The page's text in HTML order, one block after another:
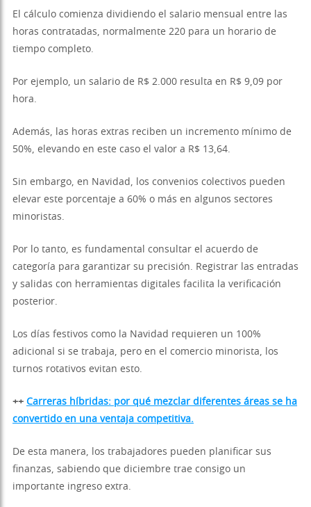
El cálculo comienza dividiendo el salario mensual entre las
horas contratadas, normalmente 220 para un horario de
tiempo completo.
Por ejemplo, un salario de R$ 2.000 resulta en R$ 9,09 por
hora.
Además, las horas extras reciben un incremento mínimo de
50%, elevando en este caso el valor a R$ 13,64.
Sin embargo, en Navidad, los convenios colectivos pueden
elevar este porcentaje a 60% o más en algunos sectores
minoristas.
Por lo tanto, es fundamental consultar el acuerdo de
categoría para garantizar su precisión. Registrar las entradas
y salidas con herramientas digitales facilita la verificación
posterior.
Los días festivos como la Navidad requieren un 100%
adicional si se trabaja, pero en el comercio minorista, los
turnos rotativos evitan esto.
++ Carreras híbridas: por qué mezclar diferentes áreas se ha
convertido en una ventaja competitiva.
De esta manera, los trabajadores pueden planificar sus
finanzas, sabiendo que diciembre trae consigo un
importante ingreso extra.